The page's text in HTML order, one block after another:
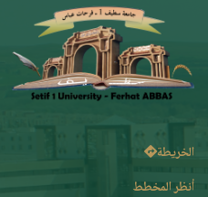
الخريطة
أنظر المخطط